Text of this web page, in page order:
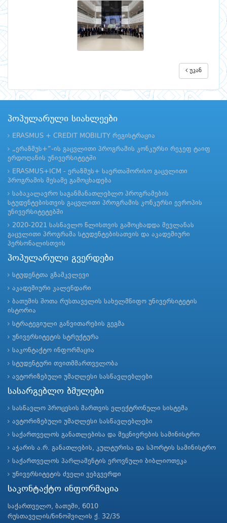
უკან
პოპულარული სიახლეები
ERASMUS + CREDIT MOBILITY რეგისტრაცია
„ერაზმუს+“-ის გაცვლითი პროგრამის კონკურსი რეჯეფ ტაიფ
ერდოღანის უნივერსიტეტში
ERASMUS+ICM - ერაზმუს+ საერთაშორისო გაცვლითი
პროგრამის მესამე გამოცხადება
საბაკალავრო საგანმანათლებლო პროგრამების
სტუდენტებისთვის გაცვლითი პროგრამის კონკურსი ევროპის
უნივერსიტეტებში
2020-2021 სასწავლო წლისთვის გამოცხადდა მევლანას
გაცვლითი პროგრამა სტუდენტებისათვის და აკადემიური
პერსონალისთვის
პოპულარული გვერდები
სტუდენტთა გზამკვლევი
აკადემიური კალენდარი
ბათუმის შოთა რუსთაველის სახელმწიფო უნივერსიტეტის
ისტორია
სტრატეგიული განვითარების გეგმა
უნივერსიტეტის სტრუქტურა
საკონტაქტო ინფორმაცია
სტუდენტური თვითმმართველობა
ავტორიზებული უმაღლესი სასწავლებლები
სასარგებლო ბმულები
სასწავლო პროცესის მართვის ელექტრონული სისტემა
ავტორიზებული უმაღლესი სასწავლებლები
საქართველოს განათლებისა და მეცნიერების სამინისტრო
აჭარის ა.რ. განათლების, კულტურისა და სპორტის სამინისტრო
საქართველოს პარლამენტის ეროვნული ბიბლიოთეკა
უნივერსიტეტის ძველი ვებგვერდი
საკონტაქტო ინფორმაცია
საქართველო, ბათუმი, 6010
რუსთაველის/ნინოშვილის ქ. 32/35